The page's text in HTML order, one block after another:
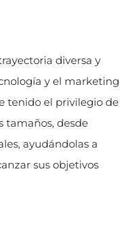
diversa y
y el marketing
tenido el privilegio de
tamaños, desde
ayudándolas a
sus objetivos